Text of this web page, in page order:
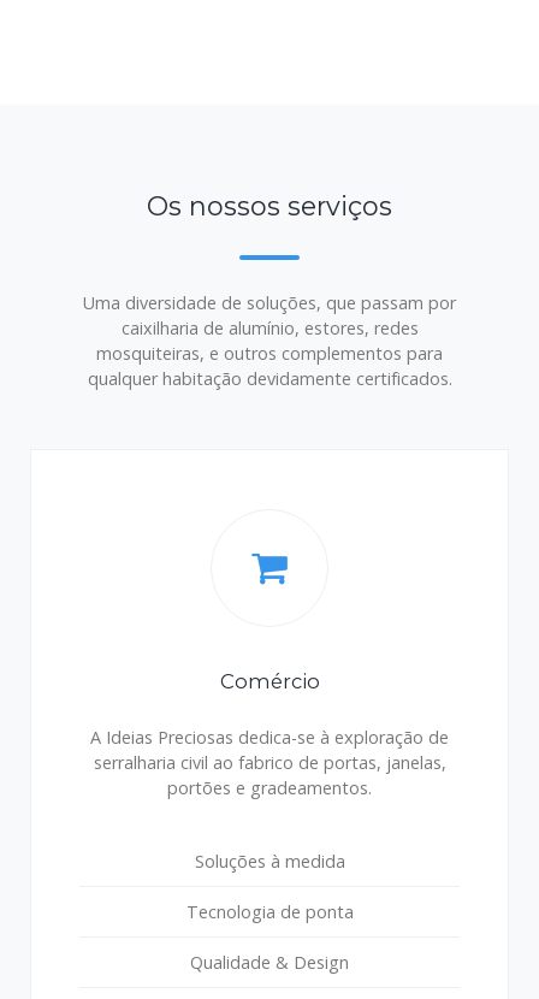
Os nossos serviços
Uma diversidade de soluções, que passam por
caixilharia de alumínio, estores, redes
mosquiteiras, e outros complementos para
qualquer habitação devidamente certificados.
Comércio
A Ideias Preciosas dedica-se à exploração de
serralharia civil ao fabrico de portas, janelas,
portões e gradeamentos.
Soluções à medida
Tecnologia de ponta
Qualidade & Design